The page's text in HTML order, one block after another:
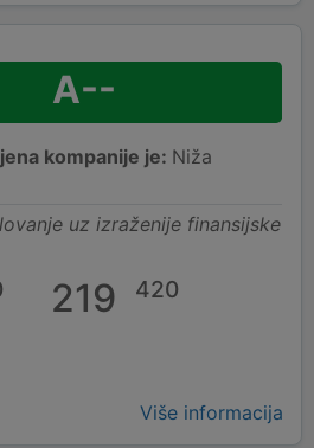
A--
kompanije je: Niža
uz izraženije finansijske
219 420
Više informacija